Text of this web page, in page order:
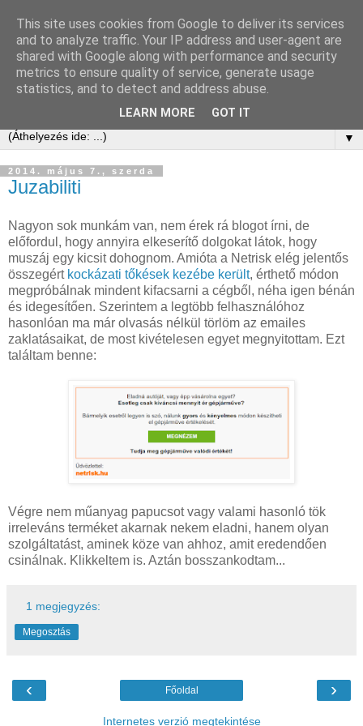
Kis Ervin Egon | e-ker blog
Elektronikus kereskedelem tanácsadás és blog -
laikusoknak, kezdőknek, érdeklődőknek és profiknak
▼
2014. május 7., szerda
Juzabiliti
Nagyon sok munkám van, nem érek rá blogot írni, de
előfordul, hogy annyira elkeserítő dolgokat látok, hogy
muszáj egy kicsit dohognom. Amióta a Netrisk elég jelentős
összegért kockázati tőkések kezébe került, érthető módon
megpróbálnak mindent kifacsarni a cégből, néha igen bénán
és idegesítően. Szerintem a legtöbb felhasználóhoz
hasonlóan ma már olvasás nélkül törlöm az emailes
zaklatásaikat, de most kivételesen egyet megnyitottam. Ezt
találtam benne:
Végre nem műanyag papucsot vagy valami hasonló tök
irreleváns terméket akarnak nekem eladni, hanem olyan
szolgáltatást, aminek köze van ahhoz, amit eredendően
csinálnak. Klikkeltem is. Aztán bosszankodtam...
1 megjegyzés:
Megosztás
‹ ›
Főoldal
Internetes verzió megtekintése
This site uses cookies from Google to deliver its services
and to analyze traffic. Your IP address and user-agent are
shared with Google along with performance and security
metrics to ensure quality of service, generate usage
statistics, and to detect and address abuse.
LEARN MORE GOT IT